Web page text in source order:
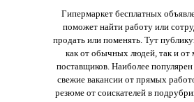
Гипермаркет бесплатных
поможет найти работу или
продать или поменять. Тут
как от обычных людей, так и от
поставщиков. Наиболее популярен
свежие вакансии от прямых
резюме от соискателей в